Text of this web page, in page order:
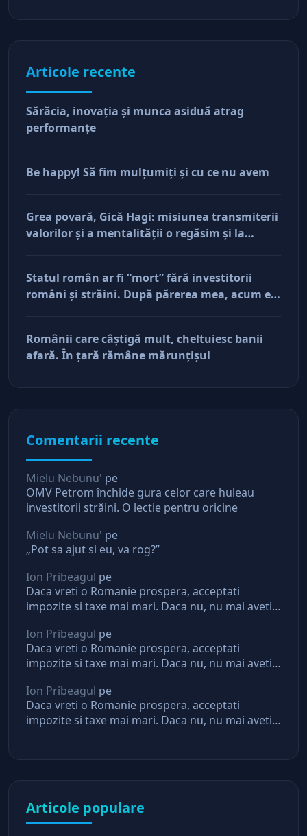
Articole recente
Sărăcia, inovaţia şi munca asiduă atrag
performanţe
Be happy! Să fim mulţumiţi şi cu ce nu avem
Grea povară, Gică Hagi: misiunea transmiterii
valorilor şi a mentalităţii o regăsim şi la
Statul român ar fi “mort” fără investitorii
români şi străini. După părerea mea, acum e
Românii care câştigă mult, cheltuiesc banii
afară. În ţară rămâne mărunţişul
Comentarii recente
Mielu Nebunu' pe
OMV Petrom închide gura celor care huleau
investitorii străini. O lectie pentru oricine
Mielu Nebunu' pe
„Pot sa ajut si eu, va rog?”
Ion Pribeagul pe
Daca vreti o Romanie prospera, acceptati
impozite si taxe mai mari. Daca nu, nu mai aveti
Ion Pribeagul pe
Daca vreti o Romanie prospera, acceptati
impozite si taxe mai mari. Daca nu, nu mai aveti
Ion Pribeagul pe
Daca vreti o Romanie prospera, acceptati
impozite si taxe mai mari. Daca nu, nu mai aveti
Articole populare